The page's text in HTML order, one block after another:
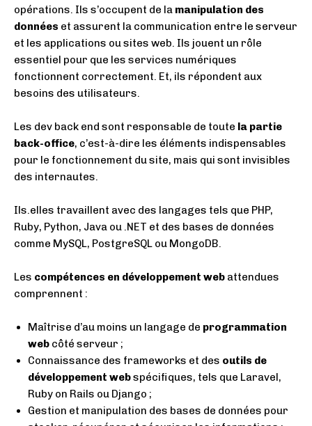
opérations. Ils s’occupent de la manipulation des
données et assurent la communication entre le serveur
et les applications ou sites web. Ils jouent un rôle
essentiel pour que les services numériques
fonctionnent correctement. Et, ils répondent aux
besoins des utilisateurs.
Les dev back end sont responsable de toute la partie
back-office, c’est-à-dire les éléments indispensables
pour le fonctionnement du site, mais qui sont invisibles
des internautes.
Ils.elles travaillent avec des langages tels que PHP,
Ruby, Python, Java ou .NET et des bases de données
comme MySQL, PostgreSQL ou MongoDB.
Les compétences en développement web attendues
comprennent :
Maîtrise d’au moins un langage de programmation
web côté serveur ;
Connaissance des frameworks et des outils de
développement webspécifiques, tels que Laravel,
Ruby on Rails ou Django ;
Gestion et manipulation des bases de données pour